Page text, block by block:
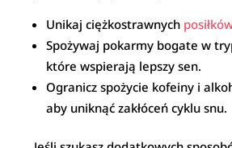
Unikaj ciężkostrawnych
Spożywaj pokarmy bogate w
które wspierają lepszy sen.
Ogranicz spożycie kofeiny i
aby uniknąć zakłóceń cyklu snu.